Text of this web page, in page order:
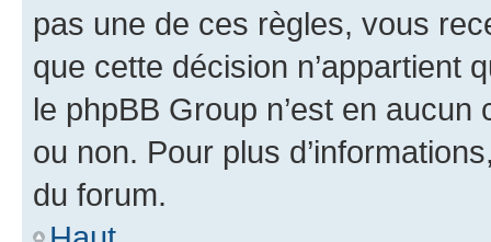
pas une de ces règles, vous
que cette décision n’appartient
le phpBB Group n’est en
ou non. Pour plus
du forum.